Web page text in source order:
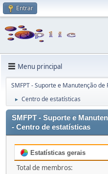
Entrar
Menu principal
SMFPT - Suporte e Manutenção
► Centro de estatísticas
SMFPT - Suporte e
- Centro de estatísticas
Estatísticas gerais
Total de membros: